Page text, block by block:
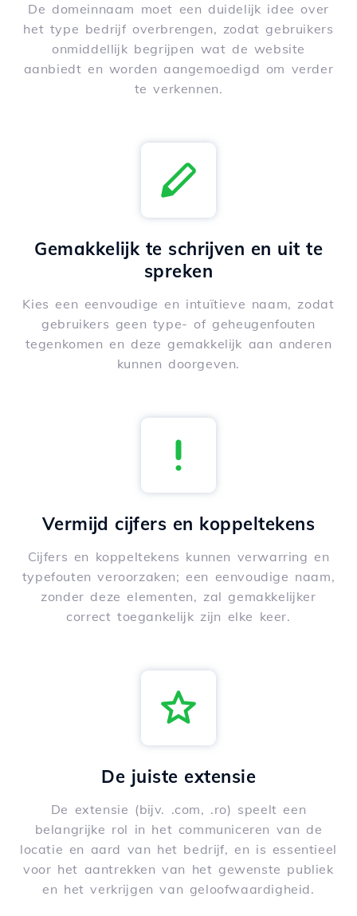
De domeinnaam moet een duidelijk idee over
het type bedrijf overbrengen, zodat gebruikers
onmiddellijk begrijpen wat de website
aanbiedt en worden aangemoedigd om verder
te verkennen.
Gemakkelijk te schrijven en uit te
spreken
Kies een eenvoudige en intuïtieve naam, zodat
gebruikers geen type- of geheugenfouten
tegenkomen en deze gemakkelijk aan anderen
kunnen doorgeven.
Vermijd cijfers en koppeltekens
Cijfers en koppeltekens kunnen verwarring en
typefouten veroorzaken; een eenvoudige naam,
zonder deze elementen, zal gemakkelijker
correct toegankelijk zijn elke keer.
De juiste extensie
De extensie (bijv. .com, .ro) speelt een
belangrijke rol in het communiceren van de
locatie en aard van het bedrijf, en is essentieel
voor het aantrekken van het gewenste publiek
en het verkrijgen van geloofwaardigheid.